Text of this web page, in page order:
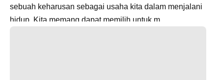
sebuah keharusan sebagai usaha kita dalam menjalani
hidup. Kita memang dapat memilih untuk m...